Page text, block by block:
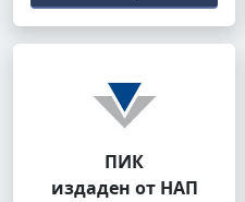
ПИК
издаден от НАП